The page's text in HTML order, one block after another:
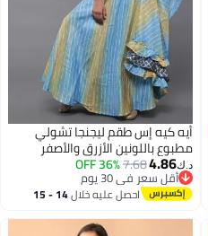
أيه كيه إس طقم ليجنجا تشولي
مطبوع باللونين الأزرق والأصفر
للبنات
د.ك‏4.86
7.68
36% OFF
أقل سعر في 30 يوم
أقل سعر في 30 يوماحصل عليه خلال 14 - 15